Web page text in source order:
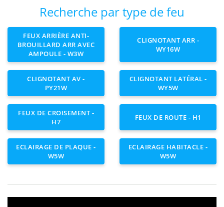
Recherche par type de feu
FEUX ARRIÈRE ANTI-
BROUILLARD ARR AVEC
AMPOULE - W3W
CLIGNOTANT ARR -
WY16W
CLIGNOTANT AV -
PY21W
CLIGNOTANT LATÉRAL -
WY5W
FEUX DE CROISEMENT -
H7
FEUX DE ROUTE - H1
ECLAIRAGE DE PLAQUE -
W5W
ECLAIRAGE HABITACLE -
W5W